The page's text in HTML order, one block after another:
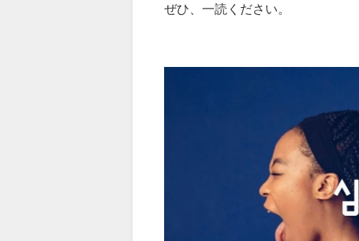
ぜひ、一読ください。